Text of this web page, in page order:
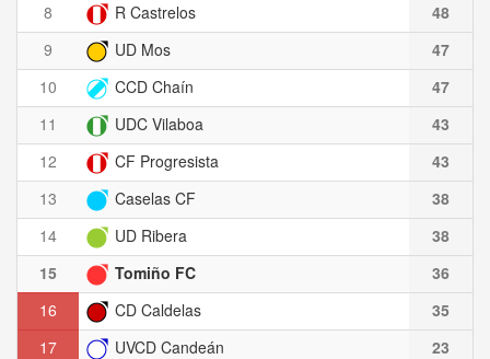
8
R Castrelos
48
9
UD Mos
47
10
CCD Chaín
47
11
UDC Vilaboa
43
12
CF Progresista
43
13
Caselas CF
38
14
UD Ribera
38
15
Tomiño FC
36
16
CD Caldelas
35
17
UVCD Candeán
23